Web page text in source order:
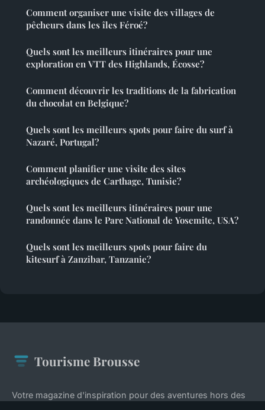
Comment organiser une visite des villages de
pêcheurs dans les îles Féroé?
Quels sont les meilleurs itinéraires pour une
exploration en VTT des Highlands, Écosse?
Comment découvrir les traditions de la fabrication
du chocolat en Belgique?
Quels sont les meilleurs spots pour faire du surf à
Nazaré, Portugal?
Comment planifier une visite des sites
archéologiques de Carthage, Tunisie?
Quels sont les meilleurs itinéraires pour une
randonnée dans le Parc National de Yosemite, USA?
Quels sont les meilleurs spots pour faire du
kitesurf à Zanzibar, Tanzanie?
Tourisme Brousse
Votre magazine d'inspiration pour des aventures hors des